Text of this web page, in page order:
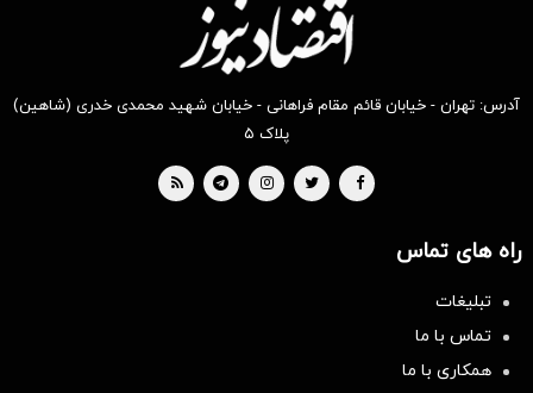
آدرس: تهران - خیابان قائم مقام فراهانی - خیابان شهید محمدی خدری (شاهین)
پلاک ۵
راه های تماس
تبلیغات
تماس با ما
همکاری با ما